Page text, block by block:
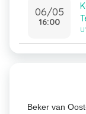
06/05
16:00
Beker van